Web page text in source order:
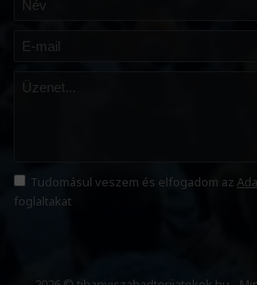
Tudomásul veszem és elfogadom az
foglaltakat